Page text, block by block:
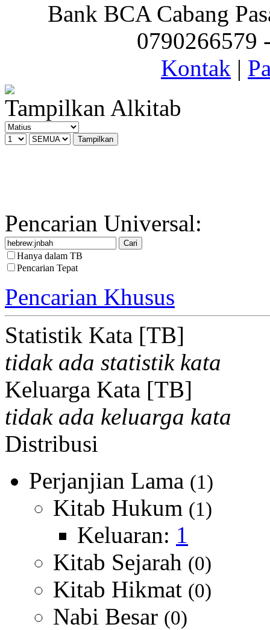
Bank BCA Cabang
0790266579
Kontak |
Tampilkan Alkitab
Pencarian Universal:
Hanya dalam TB
Pencarian Tepat
Pencarian Khusus
Statistik Kata [TB]
tidak ada statistik kata
Keluarga Kata [TB]
tidak ada keluarga kata
Distribusi
Perjanjian Lama (1)
Kitab Hukum (1)
Keluaran: 1
Kitab Sejarah (0)
Kitab Hikmat (0)
Nabi Besar (0)